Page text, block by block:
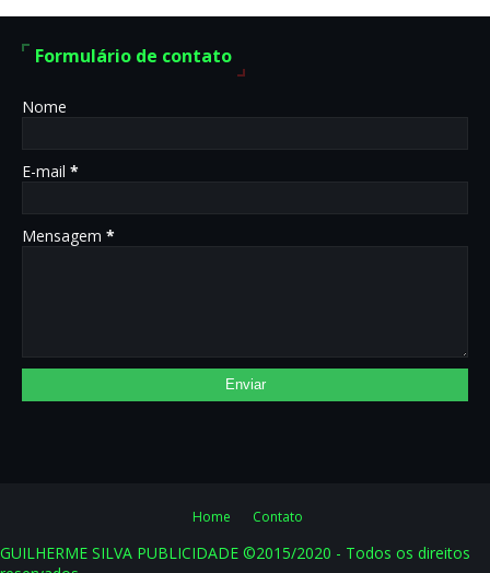
Formulário de contato
Nome
E-mail *
Mensagem *
Home Contato
GUILHERME SILVA PUBLICIDADE ©2015/2020 - Todos os direitos